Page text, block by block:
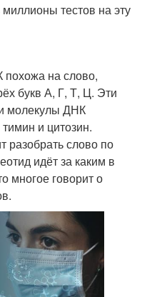
миллионы тестов на эту
на слово,
букв А, Г, Т, Ц. Эти
молекулы ДНК
и цитозин.
разобрать слово по
идёт за каким в
многое говорит о